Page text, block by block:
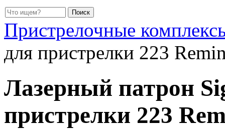
Пристрелочные
для пристрелки 223
Лазерный патрон
пристрелки 223